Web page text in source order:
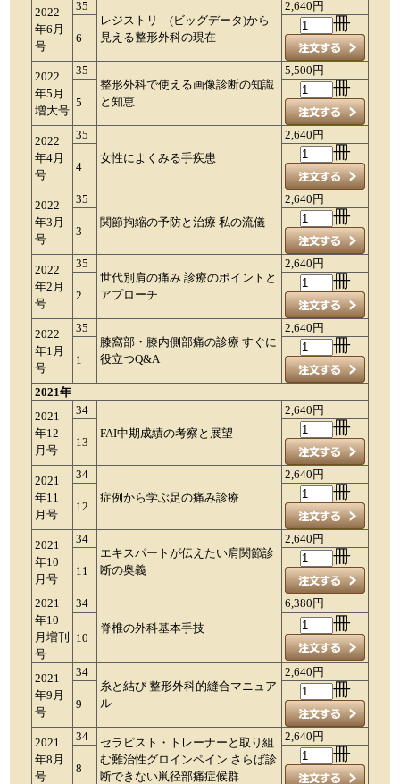
2022
年6月
号
35
レジストリ―(ビッグデータ)から
見える整形外科の現在
2,640円
6
冊
2022
年5月
増大号
35
整形外科で使える画像診断の知識
と知恵
5,500円
5
冊
2022
年4月
号
35
女性によくみる手疾患
2,640円
4
冊
2022
年3月
号
35
関節拘縮の予防と治療 私の流儀
2,640円
3
冊
2022
年2月
号
35
世代別肩の痛み 診療のポイントと
アプローチ
2,640円
2
冊
2022
年1月
号
35
膝窩部・膝内側部痛の診療 すぐに
役立つQ&A
2,640円
1
冊
2021年
2021
年12
月号
34
FAI中期成績の考察と展望
2,640円
13
冊
2021
年11
月号
34
症例から学ぶ足の痛み診療
2,640円
12
冊
2021
年10
月号
34
エキスパートが伝えたい肩関節診
断の奥義
2,640円
11
冊
2021
年10
月増刊
号
34
脊椎の外科基本手技
6,380円
10
冊
2021
年9月
号
34
糸と結び 整形外科的縫合マニュア
ル
2,640円
9
冊
2021
年8月
号
34
セラピスト・トレーナーと取り組
む難治性グロインペイン さらば診
断できない鼡径部痛症候群
2,640円
8
冊